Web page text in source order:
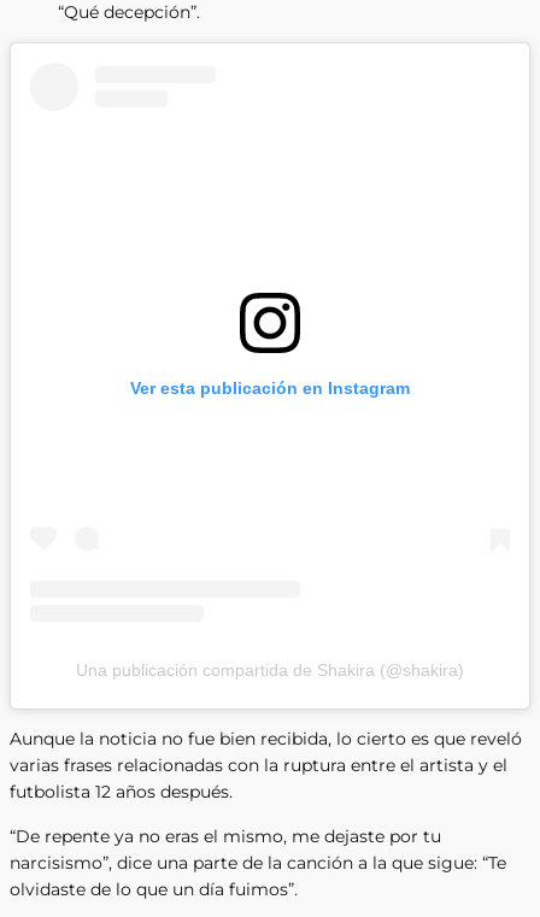
“Qué decepción”.
Ver esta publicación en Instagram
Una publicación compartida de Shakira (@shakira)
Aunque la noticia no fue bien recibida, lo cierto es que reveló
varias frases relacionadas con la ruptura entre el artista y el
futbolista 12 años después.
“De repente ya no eras el mismo, me dejaste por tu
narcisismo”, dice una parte de la canción a la que sigue: “Te
olvidaste de lo que un día fuimos”.